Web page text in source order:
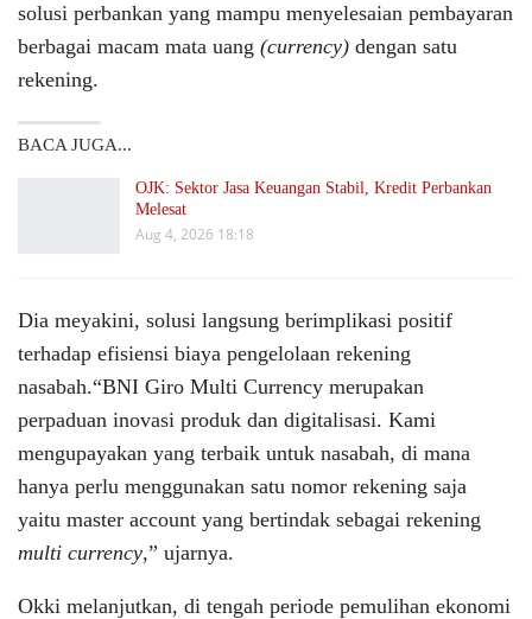
solusi perbankan yang mampu menyelesaian pembayaran
berbagai macam mata uang (currency) dengan satu
rekening.
BACA JUGA...
OJK: Sektor Jasa Keuangan Stabil, Kredit Perbankan
Melesat
Aug 4, 2026 18:18
Dia meyakini, solusi langsung berimplikasi positif
terhadap efisiensi biaya pengelolaan rekening
nasabah.“BNI Giro Multi Currency merupakan
perpaduan inovasi produk dan digitalisasi. Kami
mengupayakan yang terbaik untuk nasabah, di mana
hanya perlu menggunakan satu nomor rekening saja
yaitu master account yang bertindak sebagai rekening
multi currency,” ujarnya.
Okki melanjutkan, di tengah periode pemulihan ekonomi